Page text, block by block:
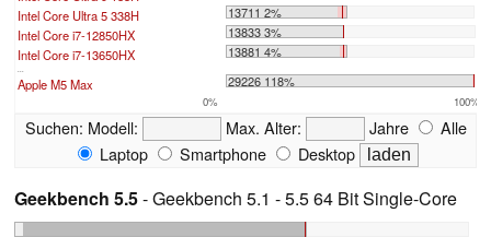
Intel Core Ultra 5 338H
13711 2%
Intel Core i7-12850HX
13833 3%
Intel Core i7-13650HX
13881 4%
Apple M5 Max 29226 118%
0% 100%
Suchen: Modell: Max. Alter: Jahre
Alle
Laptop
Smartphone Desktop
Geekbench 5.5- Geekbench 5.1 - 5.5 64 Bit Single-Core